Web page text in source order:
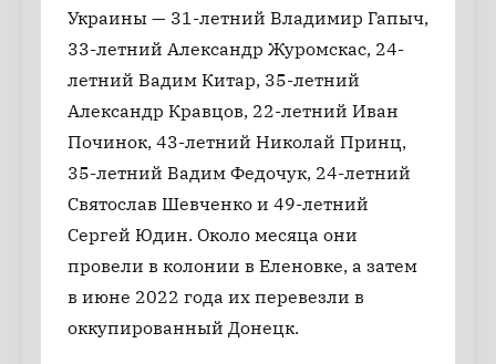
Украины — 31-летний Владимир Гапыч,
33-летний Александр Журомскас, 24-
летний Вадим Китар, 35-летний
Александр Кравцов, 22-летний Иван
Починок, 43-летний Николай Принц,
35-летний Вадим Федочук, 24-летний
Святослав Шевченко и 49-летний
Сергей Юдин. Около месяца они
провели в колонии в Еленовке, а затем
в июне 2022 года их перевезли в
оккупированный Донецк.